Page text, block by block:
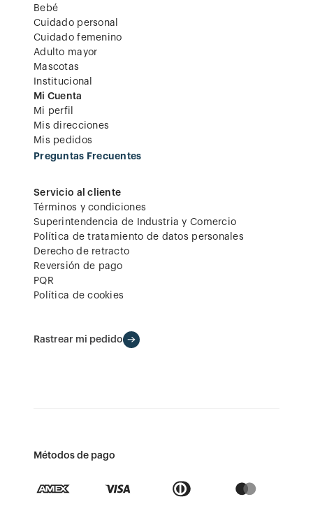
Bebé
Cuidado personal
Cuidado femenino
Adulto mayor
Mascotas
Institucional
Mi Cuenta
Mi perfil
Mis direcciones
Mis pedidos
Preguntas Frecuentes
Servicio al cliente
Términos y condiciones
Superintendencia de Industria y Comercio
Política de tratamiento de datos personales
Derecho de retracto
Reversión de pago
PQR
Política de cookies
Rastrear mi pedido
Métodos de pago